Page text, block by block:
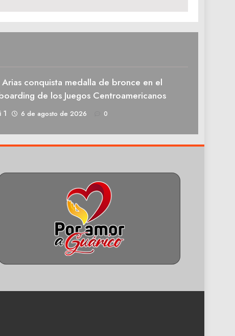
conquista medalla de bronce en el
de los Juegos Centroamericanos
1 6 de agosto de 2026 0